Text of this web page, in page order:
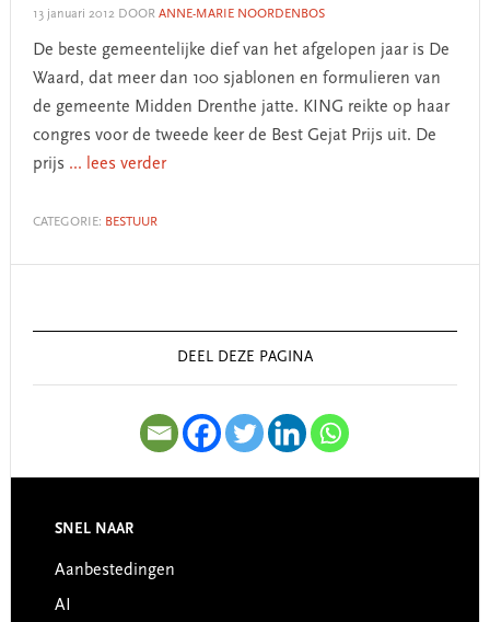
13 januari 2012DOOR ANNE-MARIE NOORDENBOS
De beste gemeentelijke dief van het afgelopen jaar is De
Waard, dat meer dan 100 sjablonen en formulieren van
de gemeente Midden Drenthe jatte. KING reikte op haar
congres voor de tweede keer de Best Gejat Prijs uit. De
prijs ... lees verder
CATEGORIE: BESTUUR
Sidebar
DEEL DEZE PAGINA
Footer
SNEL NAAR
Aanbestedingen
AI